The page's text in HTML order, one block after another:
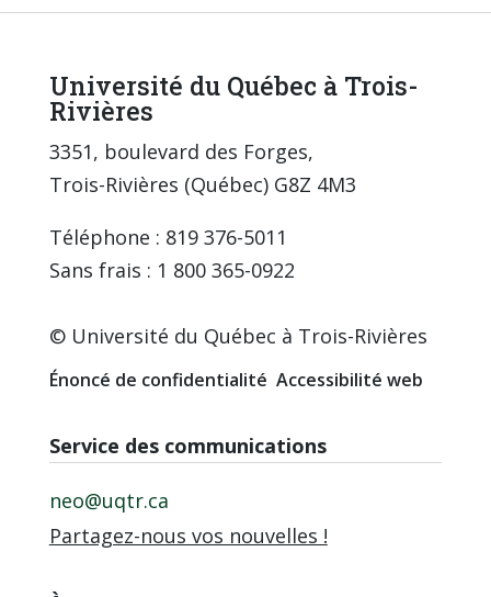
Université du Québec à Trois-
Rivières
3351, boulevard des Forges,
Trois-Rivières (Québec) G8Z 4M3
Téléphone : 819 376-5011
Sans frais : 1 800 365-0922
© Université du Québec à Trois-Rivières
Énoncé de confidentialité Accessibilité web
Service des communications
neo@uqtr.ca
Partagez-nous vos nouvelles !